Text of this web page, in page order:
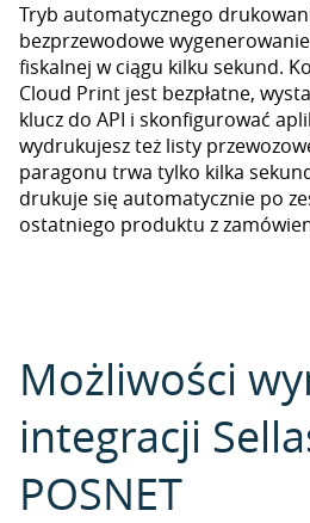
Tryb automatycznego
bezprzewodowe
fiskalnej w ciągu kilku sekund.
Cloud Print jest bezpłatne,
klucz do API i skonfigurować
wydrukujesz też listy
paragonu trwa tylko kilka
drukuje się automatycznie po
ostatniego produktu z
Możliwości
integracji
POSNET